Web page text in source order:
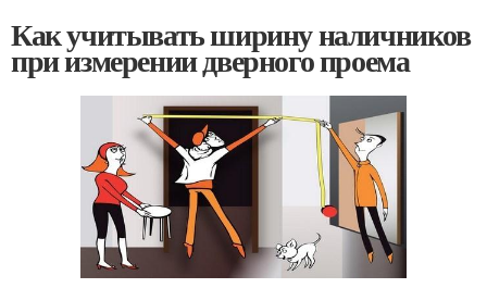
Как учитывать ширину наличников
при измерении дверного проема